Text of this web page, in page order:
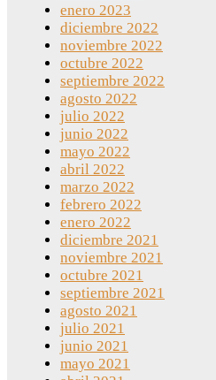
enero 2023
diciembre 2022
noviembre 2022
octubre 2022
septiembre 2022
agosto 2022
julio 2022
junio 2022
mayo 2022
abril 2022
marzo 2022
febrero 2022
enero 2022
diciembre 2021
noviembre 2021
octubre 2021
septiembre 2021
agosto 2021
julio 2021
junio 2021
mayo 2021